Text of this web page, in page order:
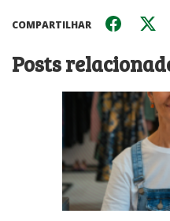
COMPARTILHAR
Posts